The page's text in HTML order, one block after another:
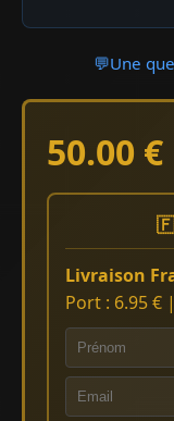
💬Une
50.00 €
Livraison
Port : 6.95 €